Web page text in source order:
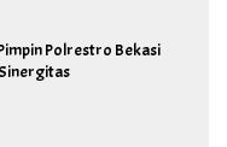
Polrestro Bekasi